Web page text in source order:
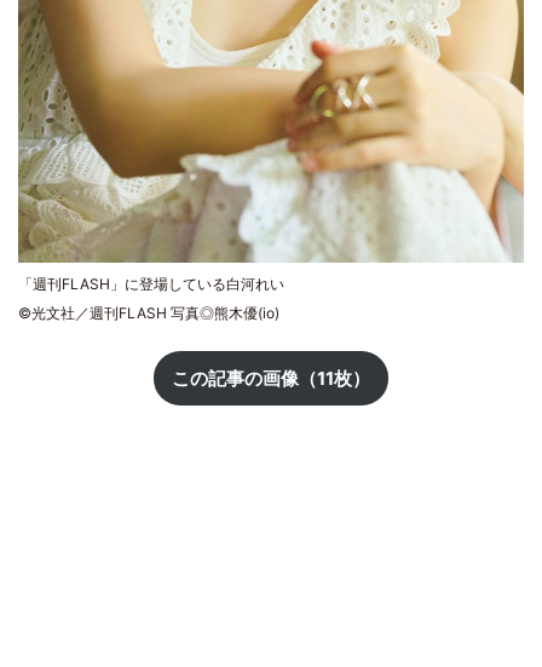
「週刊FLASH」に登場している白河れい
©光文社／週刊FLASH 写真◎熊木優(io)
この記事の画像（11枚）